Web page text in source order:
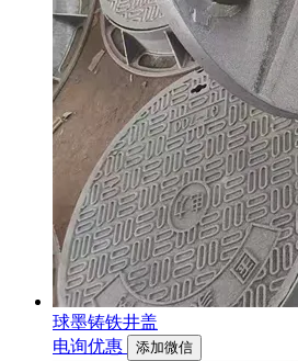
球墨铸铁井盖
电询优惠
添加微信